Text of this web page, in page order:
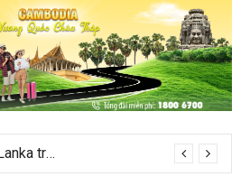
Tips du lịch Sri Lanka trọn vẹn cho người mới